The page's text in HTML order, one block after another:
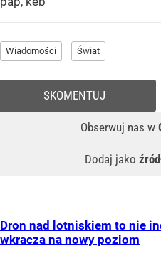
Wiadomości Świat
Obserwuj nas w
Dodaj jako
SKOMENTUJ
Dron nad lotniskiem to nie
wkracza na nowy poziom